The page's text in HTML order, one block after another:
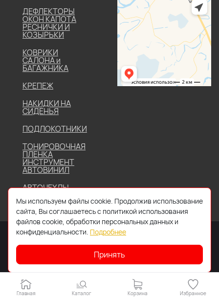
ДЕФЛЕКТОРЫ
ОКОН КАПОТА
РЕСНИЧКИ И
КОЗЫРЬКИ
КОВРИКИ
САЛОНА и
БАГАЖНИКА
КРЕПЕЖ
НАКИДКИ НА
СИДЕНЬЯ
ПОДЛОКОТНИКИ
ТОНИРОВОЧНАЯ
ПЛЕНКА
ИНСТРУМЕНТ
АВТОВИНИЛ
АВТОЧЕХЛЫ
2026 © Все права защищены. Работает наIDIGI
Главная Каталог Корзина Избранное
Мы используем файлы cookie. Продолжив использование
сайта, Вы соглашаетесь с политикой использования
файлов cookie, обработки персональных данных и
конфиденциальности. Подробнее
Принять